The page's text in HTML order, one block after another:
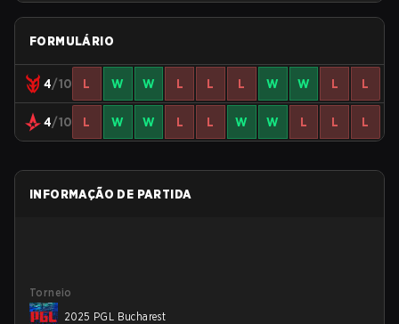
FORMULÁRIO
4/10 L W W L L L W W L L
4/10 L W W L L W W L L L
INFORMAÇÃO DE PARTIDA
Torneio
2025 PGL Bucharest